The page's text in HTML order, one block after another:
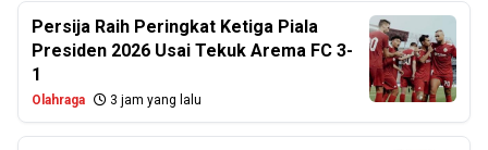
Persija Raih Peringkat Ketiga Piala
Presiden 2026 Usai Tekuk Arema FC 3-
1
Olahraga 3 jam yang lalu